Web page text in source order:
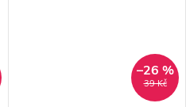
39 Kč
–26 %